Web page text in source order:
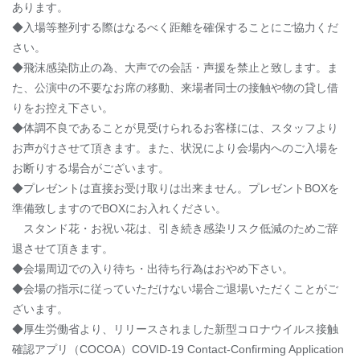
あります。
◆入場等整列する際はなるべく距離を確保することにご協力くだ
さい。
◆飛沫感染防止の為、大声での会話・声援を禁止と致します。ま
た、公演中の不要なお席の移動、来場者同士の接触や物の貸し借
りをお控え下さい。
◆体調不良であることが見受けられるお客様には、スタッフより
お声がけさせて頂きます。また、状況により会場内へのご入場を
お断りする場合がございます。
◆プレゼントは直接お受け取りは出来ません。プレゼントBOXを
準備致しますのでBOXにお入れください。
スタンド花・お祝い花は、引き続き感染リスク低減のためご辞
退させて頂きます。
◆会場周辺での入り待ち・出待ち行為はおやめ下さい。
◆会場の指示に従っていただけない場合ご退場いただくことがご
ざいます。
◆厚生労働省より、リリースされました新型コロナウイルス接触
確認アプリ（COCOA）COVID-19 Contact-Confirming Application